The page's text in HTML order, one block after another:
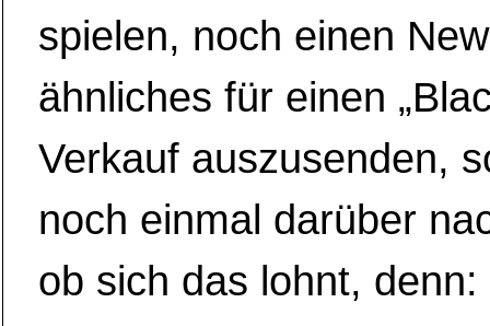
spielen, noch einen
ähnliches für einen
Verkauf auszusenden,
noch einmal darüber
ob sich das lohnt, denn: